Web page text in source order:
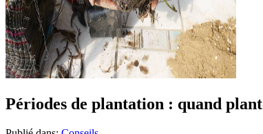
Périodes de plantation : quand